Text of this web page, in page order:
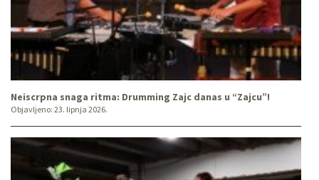
Neiscrpna snaga ritma: Drumming Zajc danas u “Zajcu”!
Objavljeno: 23. lipnja 2026.